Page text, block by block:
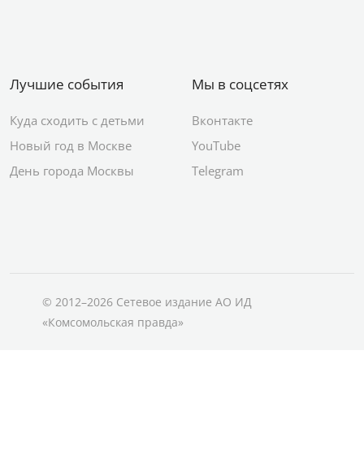
Лучшие события
Куда сходить с детьми
Новый год в Москве
День города Москвы
Мы в соцсетях
Вконтакте
YouTube
Telegram
© 2012–2026 Сетевое издание АО ИД
«Комсомольская правда»